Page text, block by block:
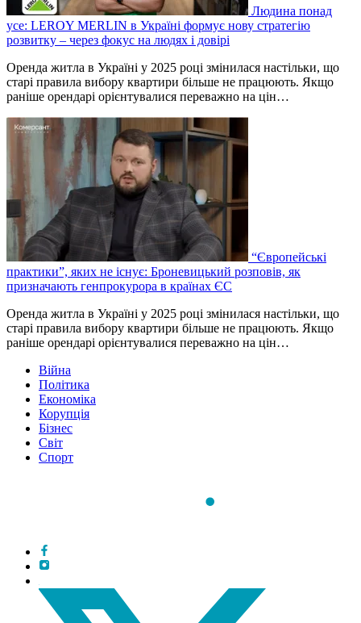
Людина понад
усе: LEROY MERLIN в Україні формує нову стратегію
розвитку – через фокус на людях і довірі
Оренда житла в Україні у 2025 році змінилася настільки, що
старі правила вибору квартири більше не працюють. Якщо
раніше орендарі орієнтувалися переважно на цін…
“Європейські
практики”, яких не існує: Броневицький розповів, як
призначають генпрокурора в країнах ЄС
Оренда житла в Україні у 2025 році змінилася настільки, що
старі правила вибору квартири більше не працюють. Якщо
раніше орендарі орієнтувалися переважно на цін…
Війна
Політика
Економіка
Корупція
Бізнес
Світ
Спорт